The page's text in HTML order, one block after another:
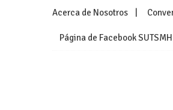
Acerca de Nosotros
Página de Facebook SUTSMH